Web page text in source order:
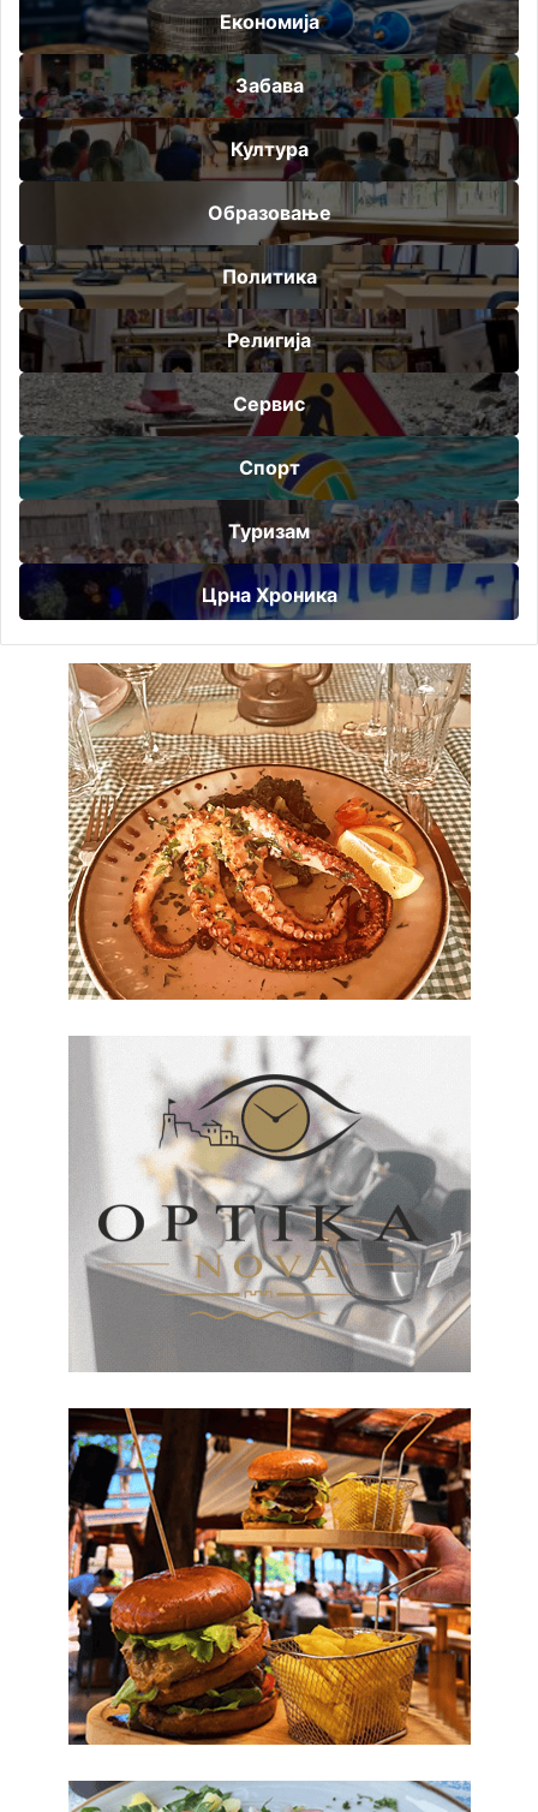
Економија
Забава
Култура
Образовање
Политика
Религија
Сервис
Спорт
Туризам
Црна Хроника